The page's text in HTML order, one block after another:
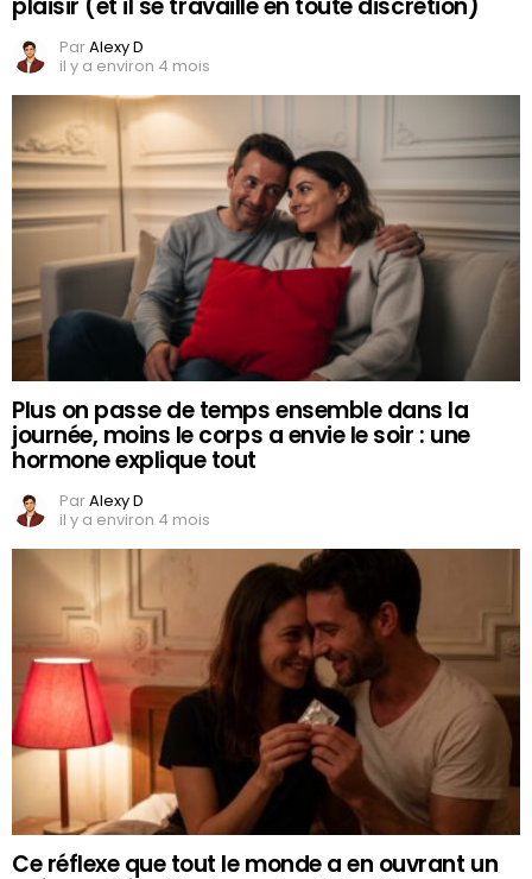
ParAlexy D
il y a environ 4 mois
Plus on passe de temps ensemble dans la
journée, moins le corps a envie le soir : une
hormone explique tout
ParAlexy D
il y a environ 4 mois
Ce réflexe que tout le monde a en ouvrant un